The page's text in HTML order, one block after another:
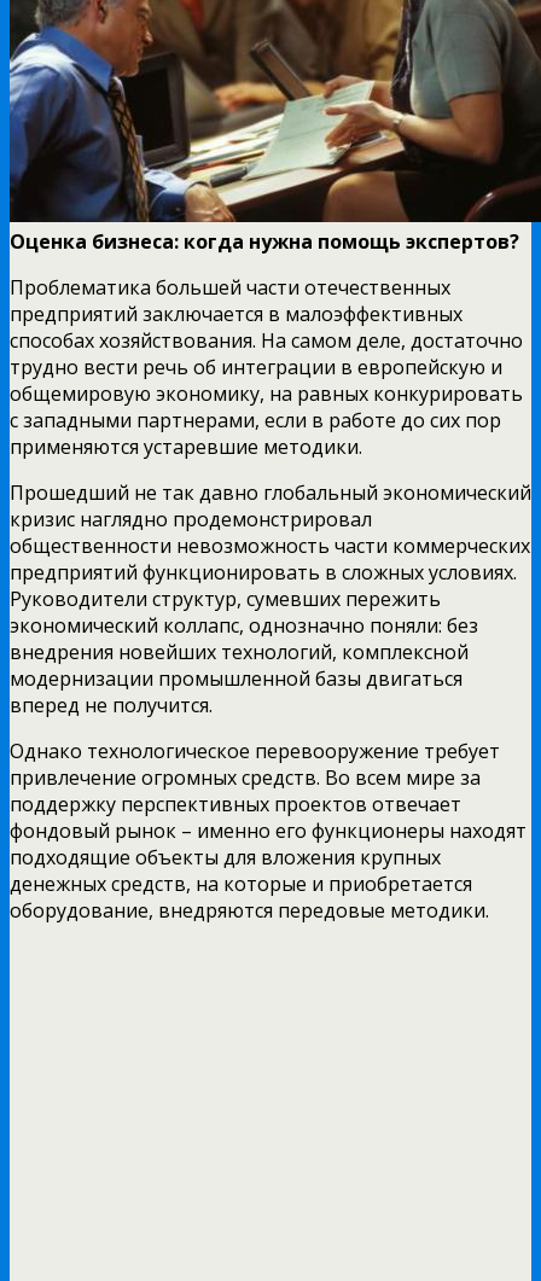
Оценка бизнеса: когда нужна помощь экспертов?
Проблематика большей части отечественных
предприятий заключается в малоэффективных
способах хозяйствования. На самом деле, достаточно
трудно вести речь об интеграции в европейскую и
общемировую экономику, на равных конкурировать
с западными партнерами, если в работе до сих пор
применяются устаревшие методики.
Прошедший не так давно глобальный экономический
кризис наглядно продемонстрировал
общественности невозможность части коммерческих
предприятий функционировать в сложных условиях.
Руководители структур, сумевших пережить
экономический коллапс, однозначно поняли: без
внедрения новейших технологий, комплексной
модернизации промышленной базы двигаться
вперед не получится.
Однако технологическое перевооружение требует
привлечение огромных средств. Во всем мире за
поддержку перспективных проектов отвечает
фондовый рынок – именно его функционеры находят
подходящие объекты для вложения крупных
денежных средств, на которые и приобретается
оборудование, внедряются передовые методики.